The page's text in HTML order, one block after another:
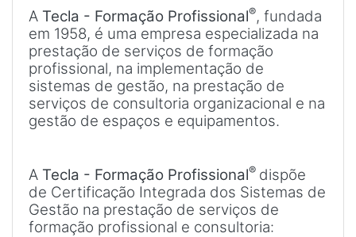
A Tecla - Formação Profissional®, fundada
em 1958, é uma empresa especializada na
prestação de serviços de formação
profissional, na implementação de
sistemas de gestão, na prestação de
serviços de consultoria organizacional e na
gestão de espaços e equipamentos.
A Tecla - Formação Profissional® dispõe
de Certificação Integrada dos Sistemas de
Gestão na prestação de serviços de
formação profissional e consultoria: